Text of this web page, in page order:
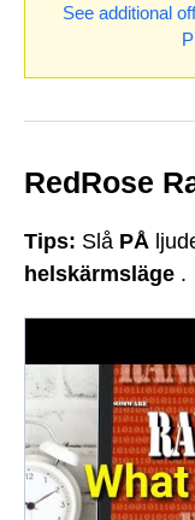
See additional
RedRose
Tips: Slå PÅ
helskärmsläge .